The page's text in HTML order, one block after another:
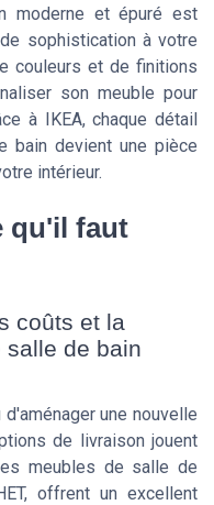
moderne et épuré est
sophistication à votre
couleurs et de finitions
son meuble pour
à IKEA, chaque détail
bain devient une pièce
intérieur.
qu'il faut
coûts et la
salle de bain
une nouvelle
de livraison jouent
meubles de salle de
offrent un excellent